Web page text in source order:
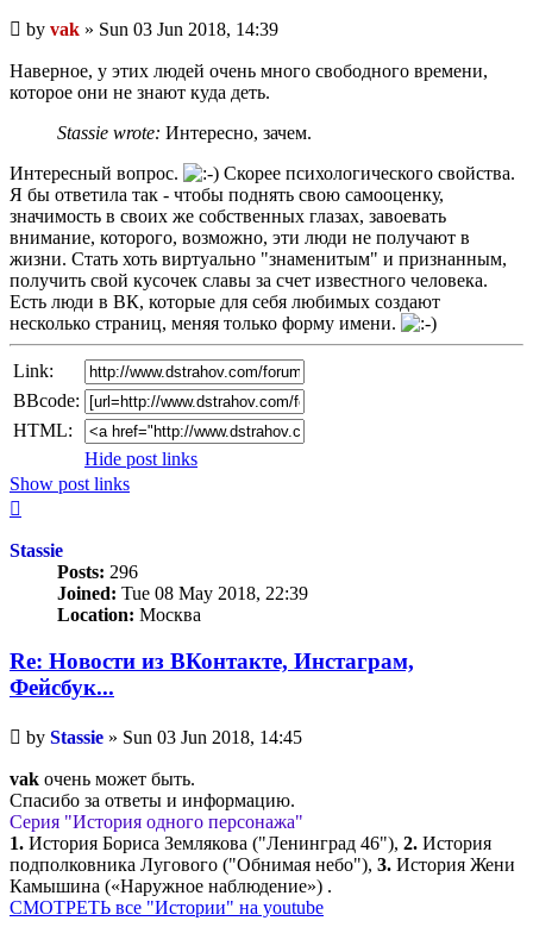
Unread
post
by vak » Sun 03 Jun 2018, 14:39
Наверное, у этих людей очень много свободного времени,
которое они не знают куда деть.
Stassie wrote: Интересно, зачем.
Интересный вопрос.
Скорее психологического свойства.
Я бы ответила так - чтобы поднять свою самооценку,
значимость в своих же собственных глазах, завоевать
внимание, которого, возможно, эти люди не получают в
жизни. Стать хоть виртуально "знаменитым" и признанным,
получить свой кусочек славы за счет известного человека.
Есть люди в ВК, которые для себя любимых создают
несколько страниц, меняя только форму имени.
Link:
BBcode:
HTML:
Hide post links
Show post links
Stassie
Posts: 296
Joined: Tue 08 May 2018, 22:39
Location: Москва
Re: Новости из ВКонтакте, Инстаграм,
Фейсбук...
Unread
post
by Stassie » Sun 03 Jun 2018, 14:45
vak очень может быть.
Спасибо за ответы и информацию.
Серия "История одного персонажа"
1. История Бориса Землякова ("Ленинград 46"), 2. История
подполковника Лугового ("Обнимая небо"), 3. История Жени
Камышина («Наружное наблюдение») .
СМОТРЕТЬ все "Истории" на youtube